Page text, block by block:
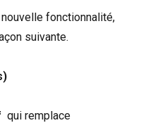
fonctionnalité,
suivante.
qui remplace